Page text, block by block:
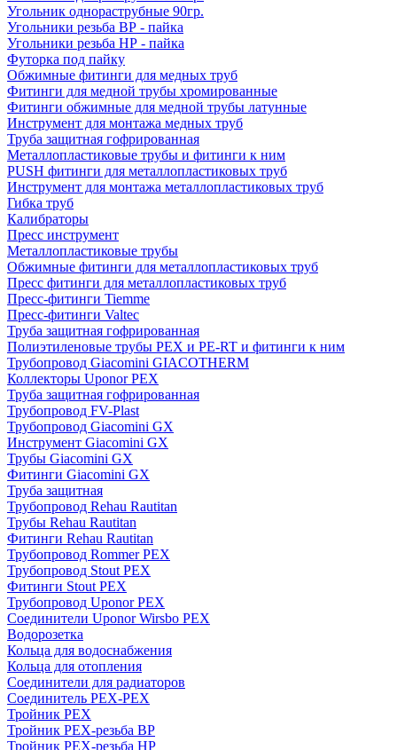
Угольник однораструбные 90гр.
Угольники резьба ВР - пайка
Угольники резьба НР - пайка
Футорка под пайку
Обжимные фитинги для медных труб
Фитинги для медной трубы хромированные
Фитинги обжимные для медной трубы латунные
Инструмент для монтажа медных труб
Труба защитная гофрированная
Металлопластиковые трубы и фитинги к ним
PUSH фитинги для металлопластиковых труб
Инструмент для монтажа металлопластиковых труб
Гибка труб
Калибраторы
Пресс инструмент
Металлопластиковые трубы
Обжимные фитинги для металлопластиковых труб
Пресс фитинги для металлопластиковых труб
Пресс-фитинги Tiemme
Пресс-фитинги Valtec
Труба защитная гофрированная
Полиэтиленовые трубы PEX и PE-RT и фитинги к ним
Трубопровод Giacomini GIACOTHERM
Коллекторы Uponor PEX
Труба защитная гофрированная
Трубопровод FV-Plast
Трубопровод Giacomini GX
Инструмент Giacomini GX
Трубы Giacomini GX
Фитинги Giacomini GX
Труба защитная
Трубопровод Rehau Rautitan
Трубы Rehau Rautitan
Фитинги Rehau Rautitan
Трубопровод Rommer PEX
Трубопровод Stout PEX
Фитинги Stout PEX
Трубопровод Uponor PEX
Соединители Uponor Wirsbo PEX
Водорозетка
Кольца для водоснабжения
Кольца для отопления
Соединители для радиаторов
Соединитель PEX-PEX
Тройник PEX
Тройник PEX-резьба ВР
Тройник PEX-резьба НР